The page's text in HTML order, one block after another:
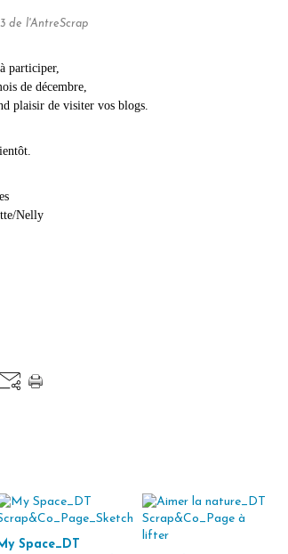
de l'AntreScrap
participer,
de décembre,
plaisir de visiter vos blogs.
Nelly
Space_DT